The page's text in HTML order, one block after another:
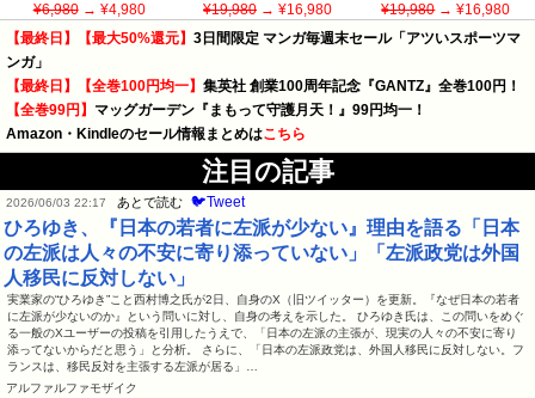
¥6,980→ ¥4,980 ¥19,980→ ¥16,980 ¥19,980→ ¥16,980
【最終日】【最大50%還元】 3日間限定 マンガ毎週末セール「アツいスポーツマ
ンガ」
【最終日】【全巻100円均一】 集英社 創業100周年記念『GANTZ』全巻100円！
【全巻99円】 マッグガーデン『まもって守護月天！』99円均一！
Amazon・Kindleのセール情報まとめはこちら
注目の記事
2026/06/03 22:17 あとで読む 🐦Tweet
ひろゆき、『日本の若者に左派が少ない』理由を語る「日本
の左派は人々の不安に寄り添っていない」「左派政党は外国
人移民に反対しない」
実業家の“ひろゆき”こと西村博之氏が2日、自身のX（旧ツイッター）を更新。『なぜ日本の若者
に左派が少ないのか』という問いに対し、自身の考えを示した。 ひろゆき氏は、この問いをめぐ
る一般のXユーザーの投稿を引用したうえで、「日本の左派の主張が、現実の人々の不安に寄り
添ってないからだと思う」と分析。 さらに、「日本の左派政党は、外国人移民に反対しない。フ
ランスは、移民反対を主張する左派が居る」…
アルファルファモザイク